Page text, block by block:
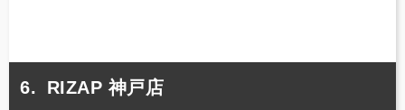
RIZAP 神戸店